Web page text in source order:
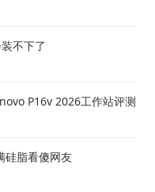
不下了
P16v 2026工作站评测
硅脂看傻网友